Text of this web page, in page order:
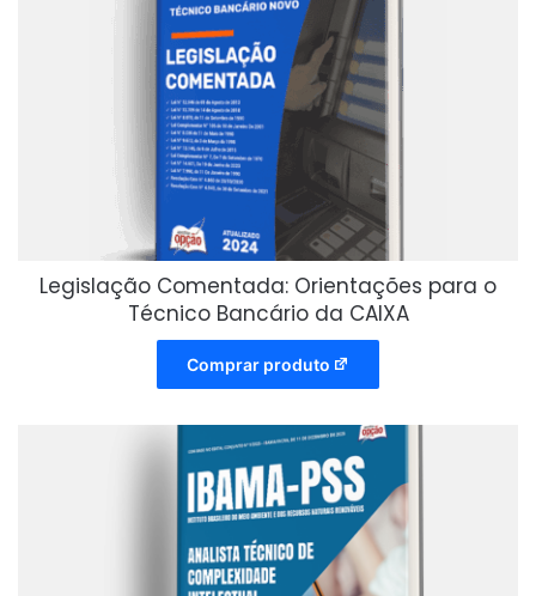
Legislação Comentada: Orientações para o
Técnico Bancário da CAIXA
Comprar produto